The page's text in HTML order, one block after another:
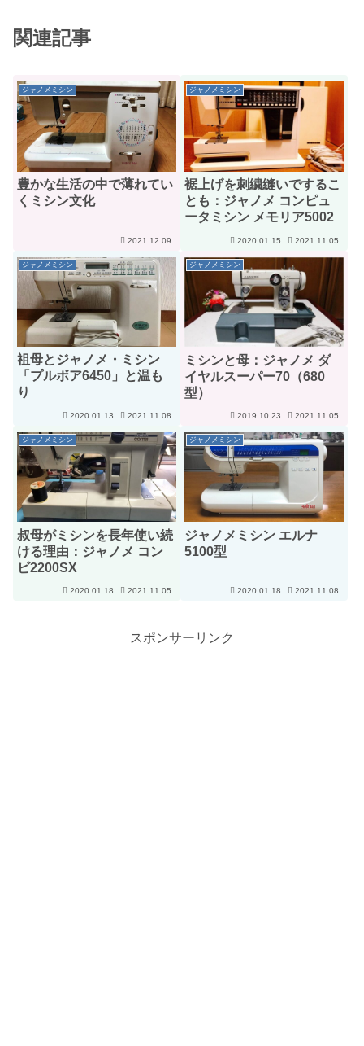
関連記事
ジャノメミシン
豊かな生活の中で薄れてい
くミシン文化
2021.12.09
ジャノメミシン
裾上げを刺繍縫いでするこ
とも：ジャノメ コンピュ
ータミシン メモリア5002
2020.01.15 2021.11.05
ジャノメミシン
祖母とジャノメ・ミシン
「プルボア6450」と温も
り
2020.01.13 2021.11.08
ジャノメミシン
ミシンと母：ジャノメ ダ
イヤルスーパー70（680
型）
2019.10.23 2021.11.05
ジャノメミシン
叔母がミシンを長年使い続
ける理由：ジャノメ コン
ビ2200SX
2020.01.18 2021.11.05
ジャノメミシン
ジャノメミシン エルナ
5100型
2020.01.18 2021.11.08
スポンサーリンク